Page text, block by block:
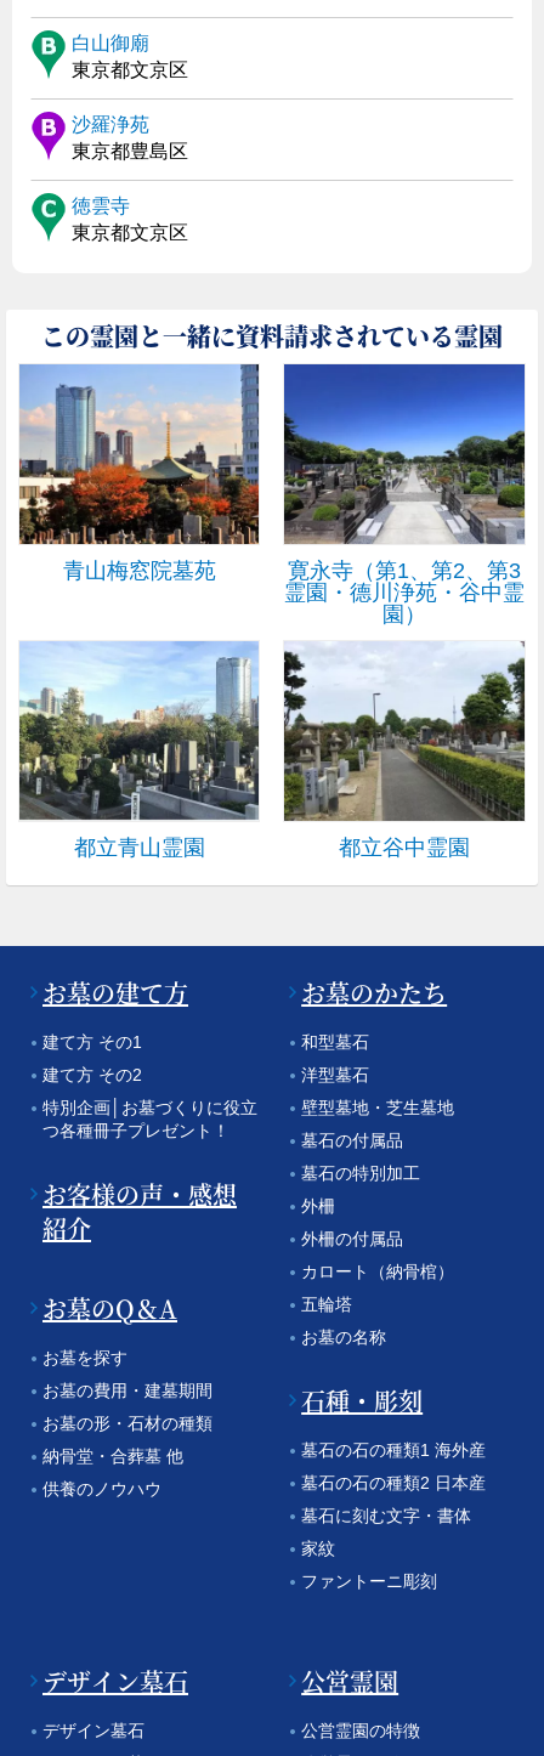
白山御廟
東京都文京区
沙羅浄苑
東京都豊島区
徳雲寺
東京都文京区
この霊園と一緒に資料請求されている霊園
青山梅窓院墓苑
寛永寺（第1、第2、第3
霊園・德川浄苑・谷中霊
園）
都立青山霊園 都立谷中霊園
お墓の建て方
建て方 その1
建て方 その2
特別企画│お墓づくりに役立
つ各種冊子プレゼント！
お客様の声・感想
紹介
お墓のQ＆A
お墓を探す
お墓の費用・建墓期間
お墓の形・石材の種類
納骨堂・合葬墓 他
供養のノウハウ
お墓のかたち
和型墓石
洋型墓石
壁型墓地・芝生墓地
墓石の付属品
墓石の特別加工
外柵
外柵の付属品
カロート（納骨棺）
五輪塔
お墓の名称
石種・彫刻
墓石の石の種類1 海外産
墓石の石の種類2 日本産
墓石に刻む文字・書体
家紋
ファントーニ彫刻
デザイン墓石
デザイン墓石
公営霊園
公営霊園の特徴